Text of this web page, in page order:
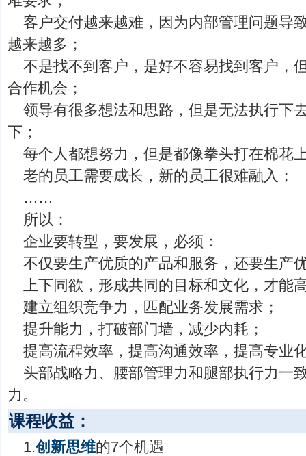
客户交付越来越难，因为内部管理问题导
越来越多；
不是找不到客户，是好不容易找到客户，
合作机会；
领导有很多想法和思路，但是无法执行下
下；
每个人都想努力，但是都像拳头打在棉花
老的员工需要成长，新的员工很难融入；
……
所以：
企业要转型，要发展，必须：
不仅要生产优质的产品和服务，还要生产
上下同欲，形成共同的目标和文化，才能
建立组织竞争力，匹配业务发展需求；
提升能力，打破部门墙，减少内耗；
提高流程效率，提高沟通效率，提高专业
头部战略力、腰部管理力和腿部执行力一
力。
课程收益：
1.创新思维的7个机遇